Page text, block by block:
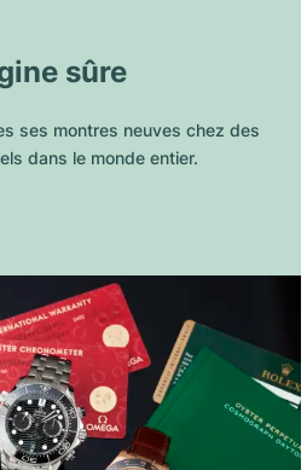
sûre
ses montres neuves chez des
dans le monde entier.